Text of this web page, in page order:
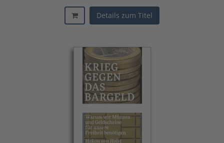
Details zum Titel